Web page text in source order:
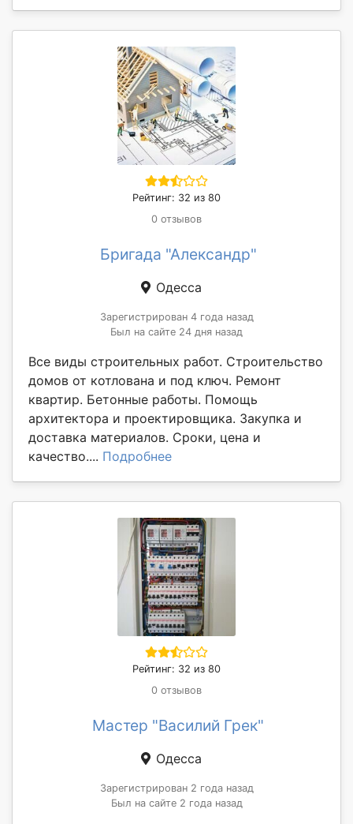
Рейтинг: 32 из 80
0 отзывов
Бригада "Александр"
Одесса
Зарегистрирован 4 года назад
Был на сайте 24 дня назад
Все виды строительных работ. Строительство
домов от котлована и под ключ. Ремонт
квартир. Бетонные работы. Помощь
архитектора и проектировщика. Закупка и
доставка материалов. Сроки, цена и
качество.... Подробнее
Рейтинг: 32 из 80
0 отзывов
Мастер "Василий Грек"
Одесса
Зарегистрирован 2 года назад
Был на сайте 2 года назад